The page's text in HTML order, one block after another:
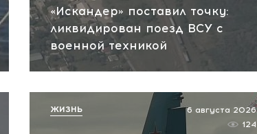
«Искандер» поставил точку:
ликвидирован поезд ВСУ с
военной техникой
6 августа 2026
124
ЖИЗНЬ